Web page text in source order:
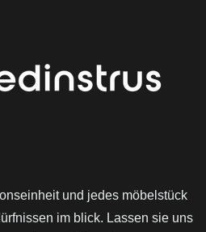
und jedes möbelstück
im blick. Lassen sie uns